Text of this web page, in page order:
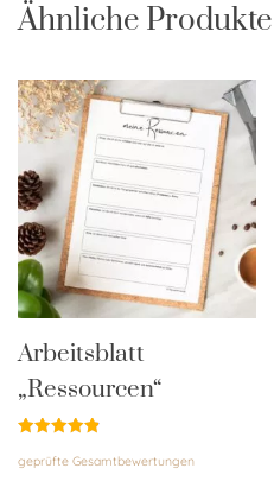
Ähnliche Produkte
Arbeitsblatt
„Ressourcen“
mit
geprüfte Gesamtbewertungen